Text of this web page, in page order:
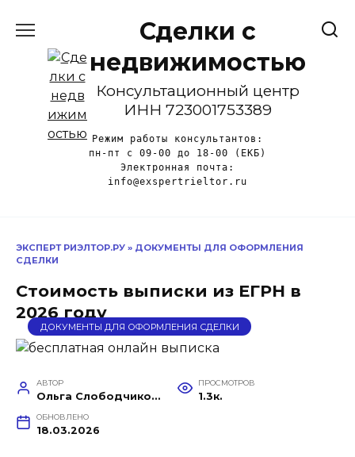
содержанию
Сделки с
недвижимостью
Консультационный центр
ИНН 723001753389
Режим работы консультантов:
пн-пт с 09-00 до 18-00 (ЕКБ)
Электронная почта:
ЭКСПЕРТ РИЭЛТОР.РУ » ДОКУМЕНТЫ ДЛЯ ОФОРМЛЕНИЯ
СДЕЛКИ
Стоимость выписки из ЕГРН в
2026 году
ДОКУМЕНТЫ ДЛЯ ОФОРМЛЕНИЯ СДЕЛКИ
АВТОР
Ольга Слободчикова
ПРОСМОТРОВ
1.3к.
ОБНОВЛЕНО
18.03.2026